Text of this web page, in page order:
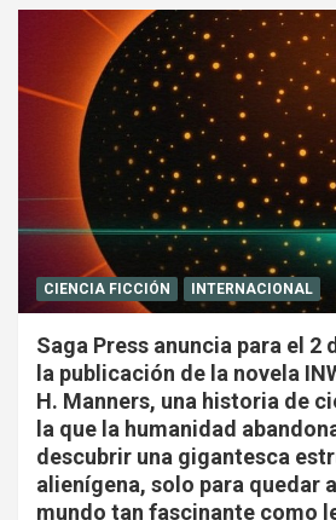
CIENCIA FICCIÓN INTERNACIONAL
Saga Press anuncia para el 2
la publicación de la novela
H. Manners, una historia de
la que la humanidad
descubrir una gigantesca
alienígena, solo para quedar
mundo tan fascinante como